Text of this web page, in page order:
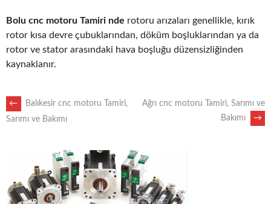
Bolu cnc motoru Tamiri nde rotoru arızaları genellikle, kırık
rotor kısa devre çubuklarından, döküm boşluklarından ya da
rotor ve stator arasındaki hava boşluğu düzensizliğinden
kaynaklanır.
POST
NAVIGATION
←
Balıkesir cnc motoru Tamiri,
Sarımı ve Bakımı
Ağrı cnc motoru Tamiri, Sarımı ve
Bakımı
→